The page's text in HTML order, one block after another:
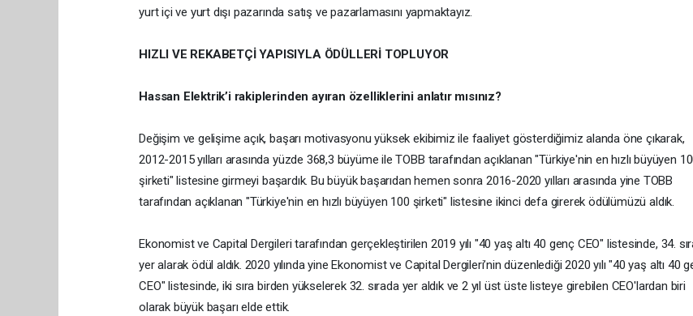
yurt içi ve yurt dışı pazarında satış ve pazarlamasını yapmaktayız.
HIZLI VE REKABETÇİ YAPISIYLA ÖDÜLLERİ TOPLUYOR
Hassan Elektrik’i rakiplerinden ayıran özelliklerini anlatır mısınız?
Değişim ve gelişime açık, başarı motivasyonu yüksek ekibimiz ile faaliyet gösterdiğimiz alanda öne çıkarak,
2012-2015 yılları arasında yüzde 368,3 büyüme ile TOBB tarafından açıklanan "Türkiye'nin en hızlı büyüyen
şirketi" listesine girmeyi başardık. Bu büyük başarıdan hemen sonra 2016-2020 yılları arasında yine TOBB
tarafından açıklanan "Türkiye'nin en hızlı büyüyen 100 şirketi" listesine ikinci defa girerek ödülümüzü aldık.
Ekonomist ve Capital Dergileri tarafından gerçekleştirilen 2019 yılı "40 yaş altı 40 genç CEO" listesinde, 34.
yer alarak ödül aldık. 2020 yılında yine Ekonomist ve Capital Dergileri’nin düzenlediği 2020 yılı "40 yaş altı 40
CEO" listesinde, iki sıra birden yükselerek 32. sırada yer aldık ve 2 yıl üst üste listeye girebilen CEO'lardan biri
olarak büyük başarı elde ettik.